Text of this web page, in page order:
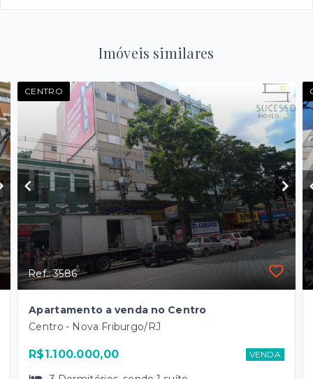
Imóveis similares
CENTRO
Ref.: 3586
Apartamento a venda no Centro
Centro - Nova Friburgo/RJ
R$1.100.000,00 VENDA